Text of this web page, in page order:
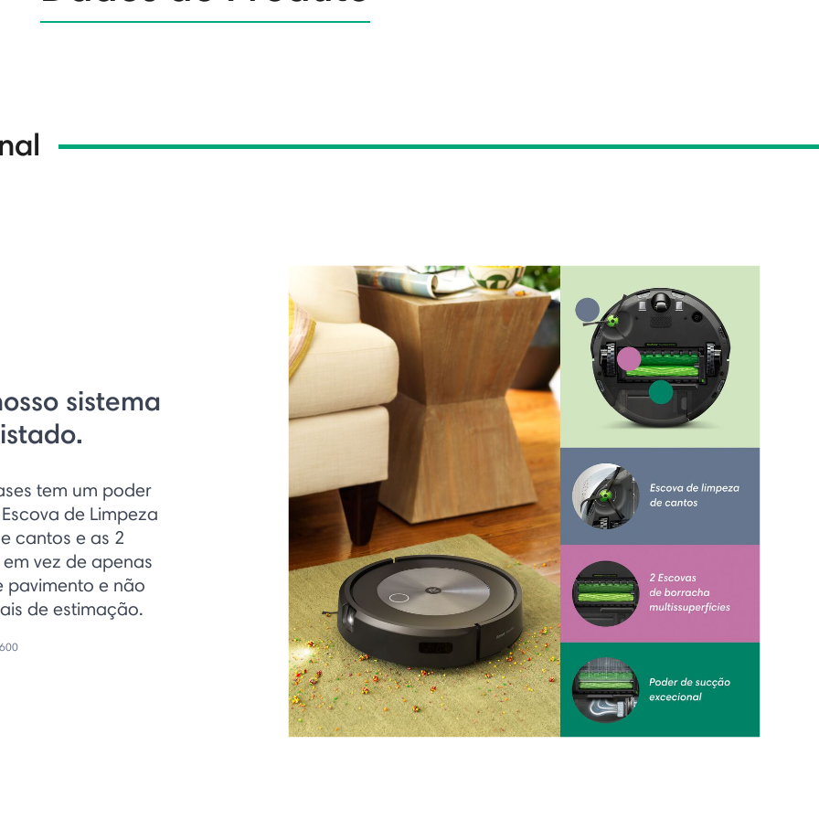
sistema
tem um poder
de Limpeza
cantos e as 2
vez de apenas
pavimento e não
de estimação.